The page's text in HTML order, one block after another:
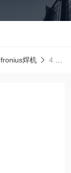
fronius焊机 4.046.098福尼斯焊机FRONIUS Deutschland GmbH4.046.098示教盒